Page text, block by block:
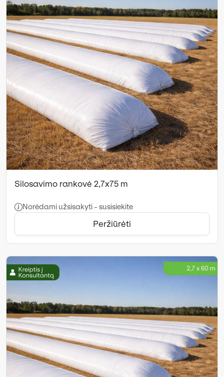
Silosavimo rankovė 2,7x75 m
Norėdami užsisakyti - susisiekite
Peržiūrėti